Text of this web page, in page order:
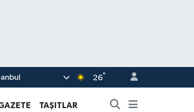
26°
TAŞITLAR